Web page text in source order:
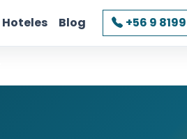
Hoteles Blog +56 9